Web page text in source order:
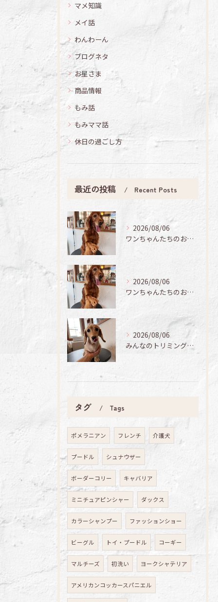
マメ知識
メイ話
わんわーん
ブログネタ
お星さま
商品情報
もみ話
もみママ話
休日の過ごし方
最近の投稿 Recent Posts
2026/08/06
ワンちゃんたちのお手入れ日記🐶✨
2026/08/06
ワンちゃんたちのお手入れ日記🐶✨
2026/08/06
みんなのトリミング日記🌟
タグ Tags
ポメラニアン フレンチ 介護犬
プードル シュナウザー
ボーダーコリー キャバリア
ミニチュアピンシャー ダックス
カラーシャンプー ファッションショー
ビーグル トイ・プードル コーギー
マルチーズ 初洗い ヨークシャテリア
アメリカンコッカースパニエル